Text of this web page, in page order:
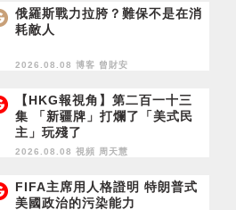
俄羅斯戰力拉胯？難保不是在消
耗敵人
2026.08.08 博客 曾財安
【HKG報視角】第二百一十三
集 「新疆牌」打爛了「美式民
主」玩殘了
2026.08.08 視頻 周天慧
FIFA主席用人格證明 特朗普式
美國政治的污染能力